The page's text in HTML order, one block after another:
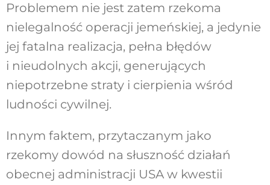
Problemem nie jest zatem rzekoma
nielegalność operacji jemeńskiej, a jedynie
jej fatalna realizacja, pełna błędów
i nieudolnych akcji, generujących
niepotrzebne straty i cierpienia wśród
ludności cywilnej.
Innym faktem, przytaczanym jako
rzekomy dowód na słuszność działań
obecnej administracji USA w kwestii